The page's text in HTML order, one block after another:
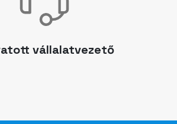
vállalatvezető